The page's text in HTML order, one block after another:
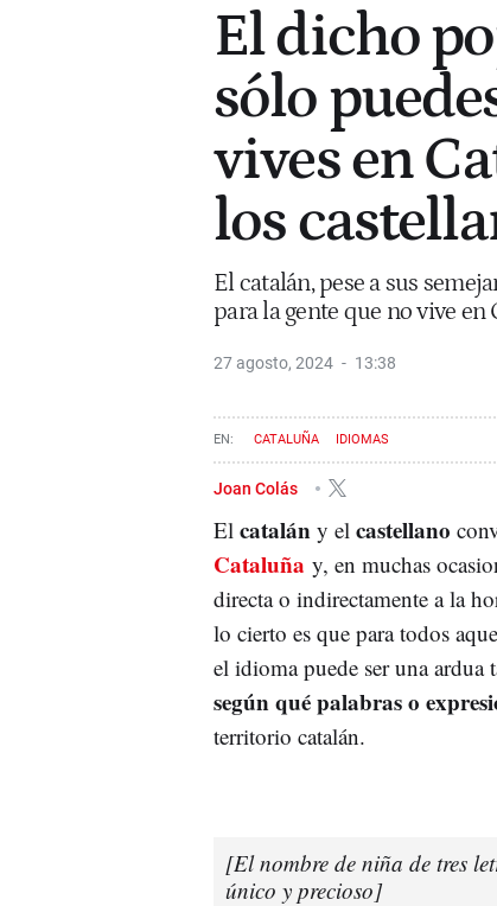
El dicho
sólo
vives en
los
El catalán, pese a sus
para la gente que no vive
27 agosto, 2024 13:38
CATALUÑA IDIOMAS
Joan Colás
El catalán y el castellano
Cataluña y, en muchas
directa o indirectamente a la
lo cierto es que para todos
el idioma puede ser una ardua
según qué palabras o
territorio catalán.
[El nombre de niña de tres
único y precioso]